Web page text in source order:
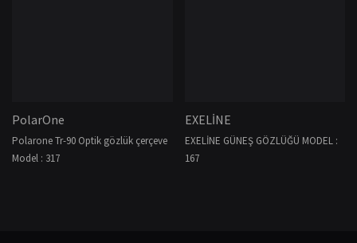
PolarOne
Polarone Tr-90 Optik gözlük çerçeve
Model : 317
EXELİNE
EXELİNE GÜNEŞ GÖZLÜĞÜ MODEL :
167